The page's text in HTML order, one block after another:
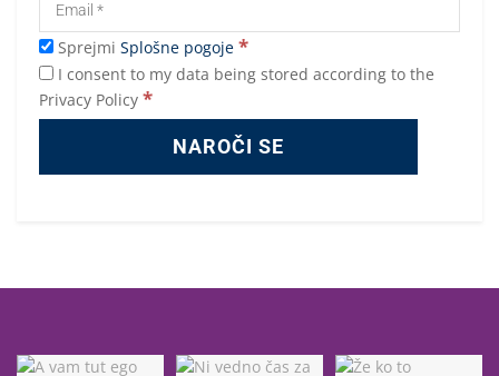
Sprejmi Splošne pogoje *
I consent to my data being stored according to the
Privacy Policy *